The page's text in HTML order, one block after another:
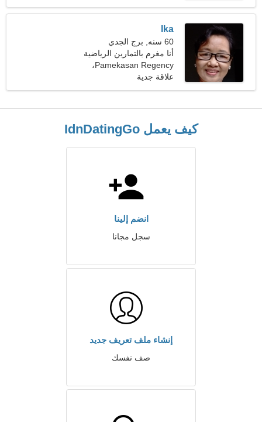
Ika
60 سنه, برج الجدي
أنا مغرم بالتمارين الرياضية
والسفر
Pamekasan Regency،
إندونيسيا
علاقة جدية
كيف يعمل IdnDatingGo
انضم إلينا
سجل مجانا
إنشاء ملف تعريف جديد
صف نفسك